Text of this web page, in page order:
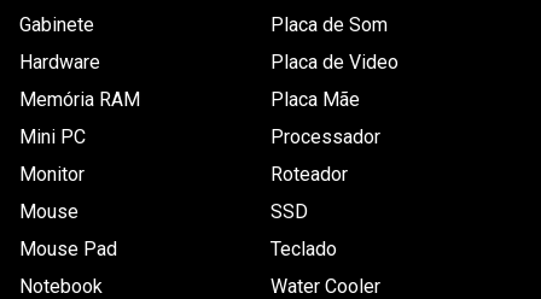
Gabinete
Hardware
Memória RAM
Mini PC
Monitor
Mouse
Mouse Pad
Notebook
Placa de Som
Placa de Video
Placa Mãe
Processador
Roteador
SSD
Teclado
Water Cooler